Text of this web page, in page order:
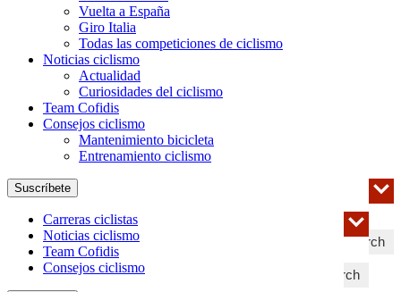
Vuelta a España
Giro Italia
Todas las competiciones de ciclismo
Noticias ciclismo
Actualidad
Curiosidades del ciclismo
Team Cofidis
Consejos ciclismo
Mantenimiento bicicleta
Entrenamiento ciclismo
Search
Suscríbete
Search
Carreras ciclistas
Noticias ciclismo
Team Cofidis
Consejos ciclismo